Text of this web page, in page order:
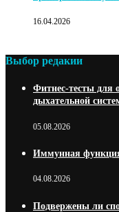
16.04.2026
Выбор редакии
Фитнес-тесты для
дыхательной
05.08.2026
Иммунная
04.08.2026
Подвержены ли